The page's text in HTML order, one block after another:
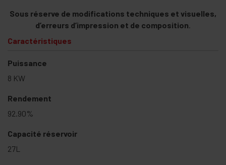
Sous réserve de modifications techniques et visuelles,
d’erreurs d’impression et de composition.
Caractéristiques
Puissance
8 KW
Rendement
92.90%
Capacité réservoir
27L